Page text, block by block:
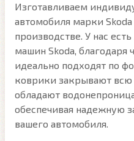
Изготавливаем
автомобиля марки
производстве. У нас
машин Skoda, благодаря
идеально подходят по
коврики закрывают всю
обладают
обеспечивая надежную
вашего автомобиля.